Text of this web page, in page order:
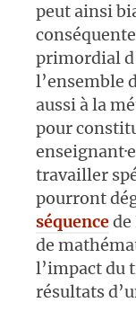
peut ainsi
primordial
l’ensemble
aussi à la
pour
travailler
pourront
séquencede
de
l’impact du
résultats